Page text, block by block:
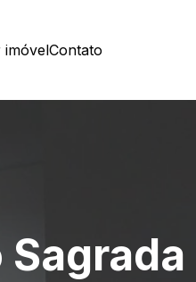
imóvelContato